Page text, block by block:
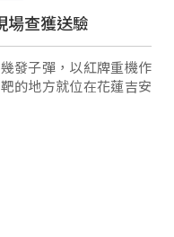
場查獲送驗
發子彈，以紅牌重機作
的地方就位在花蓮吉安